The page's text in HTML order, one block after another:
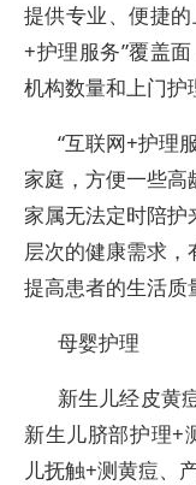
提供专业、便捷
+护理服务”覆盖
机构数量和上门护
“互联网+护理
家庭，方便一些高
家属无法定时陪护
层次的健康需求
提高患者的生活质
母婴护理
新生儿经皮黄
新生儿脐部护理+
儿抚触+测黄痘、